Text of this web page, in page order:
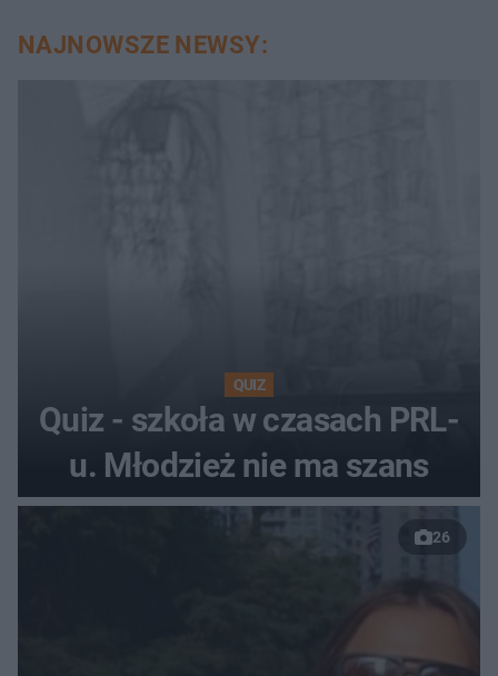
NAJNOWSZE NEWSY:
QUIZ
Quiz - szkoła w czasach PRL-
u. Młodzież nie ma szans
26